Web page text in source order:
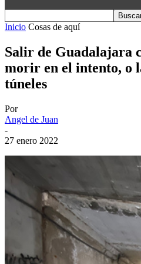
Inicio Cosas de aquí
Salir de Guadalajara
morir en el intento, o
túneles
Por
Angel de Juan
-
27 enero 2022